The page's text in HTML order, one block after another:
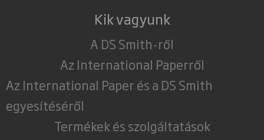
Kik vagyunk
A DS Smith-ről
Az International Paperről
Az International Paper és a DS Smith
egyesítéséről
Termékek és szolgáltatások